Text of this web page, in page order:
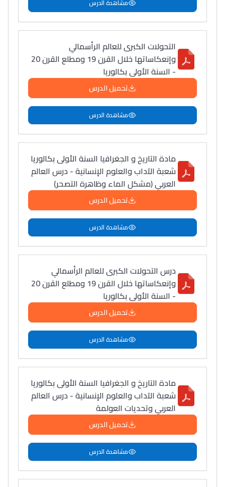
مشاهدة الدرس
التحولات الكبرى للعالم الرأسمالي
وإنعكاساتها خلال القرن 19 ومطلع القرن 20
- السنة الأولى بكالوريا
تحميل الدرس
مشاهدة الدرس
مادة التاريخ و الجغرافيا السنة الأولى بكالوريا
شعبة الآداب والعلوم الإنسانية - درس العالم
العربي (مشكل الماء وظاهرة التصحر)
تحميل الدرس
مشاهدة الدرس
درس التحولات الكبرى للعالم الرأسمالي
وإنعكاساتها خلال القرن 19 ومطلع القرن 20
- السنة الأولى بكالوريا
تحميل الدرس
مشاهدة الدرس
مادة التاريخ و الجغرافيا السنة الأولى بكالوريا
شعبة الآداب والعلوم الإنسانية - درس العالم
العربي وتحديات العولمة
تحميل الدرس
مشاهدة الدرس